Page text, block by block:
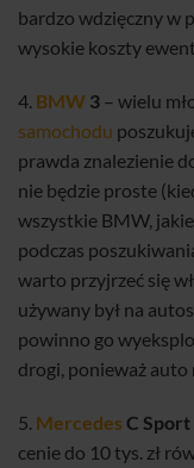
bardzo wdzięczny w
wysokie koszty
4. BMW 3 – wielu
samochodu
prawda znalezienie
nie będzie proste
wszystkie BMW,
podczas
warto przyjrzeć się
używany był na
powinno go
drogi, ponieważ auto
5. MercedesC Sport
cenie do 10 tys. zł